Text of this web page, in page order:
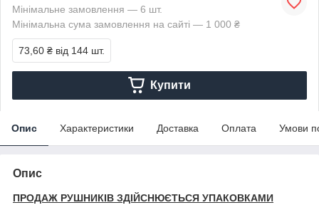
Мінімальне замовлення — 6 шт.
Мінімальна сума замовлення на сайті — 1 000 ₴
73,60 ₴ від 144 шт.
Купити
Опис Характеристики Доставка Оплата Умови
Опис
ПРОДАЖ РУШНИКІВ ЗДІЙСНЮЄТЬСЯ УПАКОВКАМИ